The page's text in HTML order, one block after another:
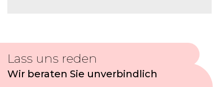
Lass uns reden
Wir beraten Sie unverbindlich